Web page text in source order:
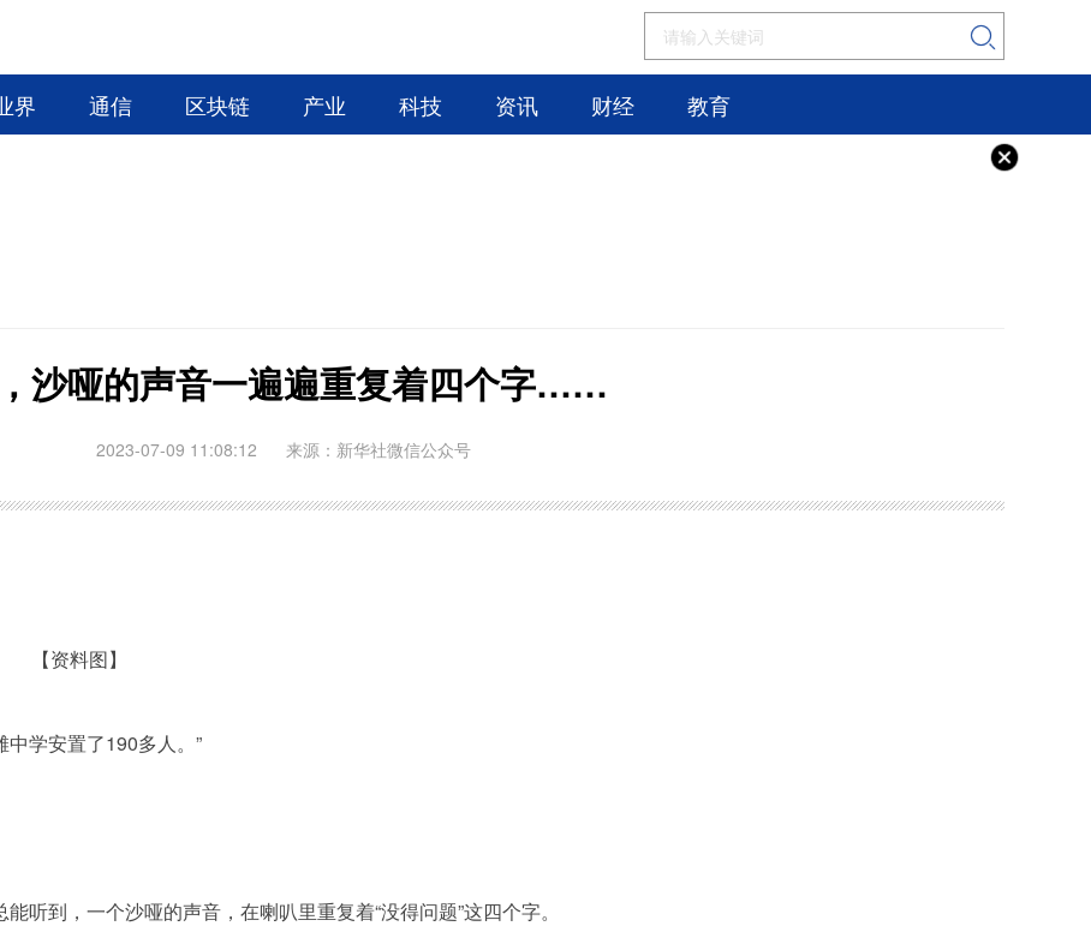
界 通信 区块链 产业 科技 资讯 财经 教育
沙哑的声音一遍遍重复着四个字……
2023-07-09 11:08:12 来源：新华社微信公众号
【资料图】
学安置了190多人。”
听到，一个沙哑的声音，在喇叭里重复着“没得问题”这四个字。